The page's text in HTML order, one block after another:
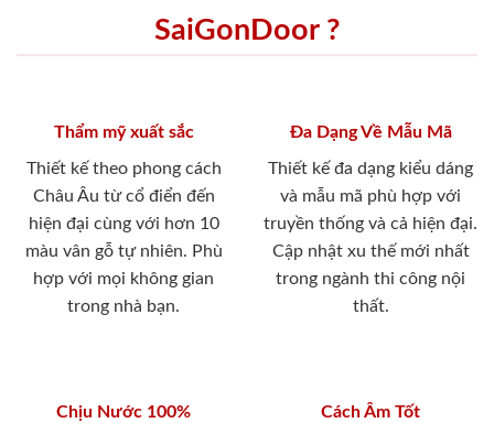
SaiGonDoor ?
Thẩm mỹ xuất sắc
Thiết kế theo phong cách
Châu Âu từ cổ điển đến
hiện đại cùng với hơn 10
màu vân gỗ tự nhiên. Phù
hợp với mọi không gian
trong nhà bạn.
Đa Dạng Về Mẫu Mã
Thiết kế đa dạng kiểu dáng
và mẫu mã phù hợp với
truyền thống và cả hiện đại.
Cập nhật xu thế mới nhất
trong ngành thi công nội
thất.
Chịu Nước 100% Cách Âm Tốt